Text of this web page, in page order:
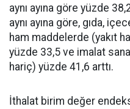
aynı ayına göre yüzde
aynı ayına göre, gıda,
ham maddelerde (yakıt
yüzde 33,5 ve imalat
hariç) yüzde 41,6 arttı.
İthalat birim değer